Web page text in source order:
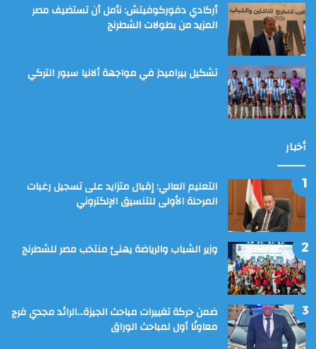
أركادي دفوركوفيتش: نأمل أن تستضيف مصر
المزيد من بطولات الشطرنج
تشكيل بيراميدز في مواجهة ألانيا سبور التركي
أخبار
التعليم العالي: إقبال متزايد على تسجيل رغبات
المرحلة الأولى للتنسيق الإلكتروني
وزير الشباب والرياضة يهنئ منتخب مصر للشطرنج
ضمن حركة تغييرات مباحث الجيزة…الرائد مجدي فرج
معاونًا أول لمباحث الوراق